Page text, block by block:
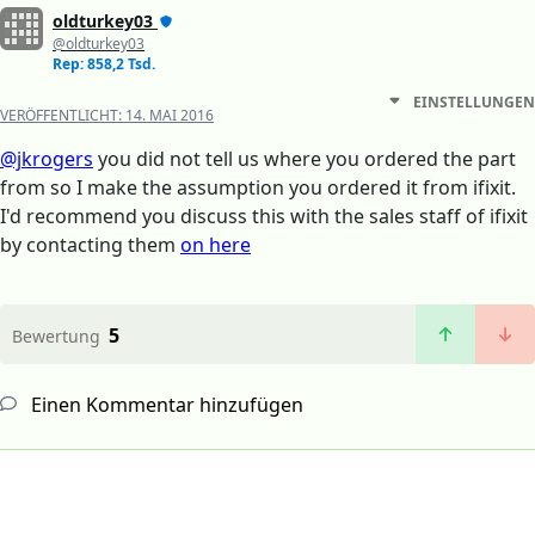
oldturkey03
@oldturkey03
Rep: 858,2 Tsd.
VERÖFFENTLICHT: 14. MAI 2016
EINSTELLUNGEN
@jkrogers you did not tell us where you ordered the part
from so I make the assumption you ordered it from ifixit.
I'd recommend you discuss this with the sales staff of ifixit
by contacting them on here
Bewertung 5
Einen Kommentar hinzufügen